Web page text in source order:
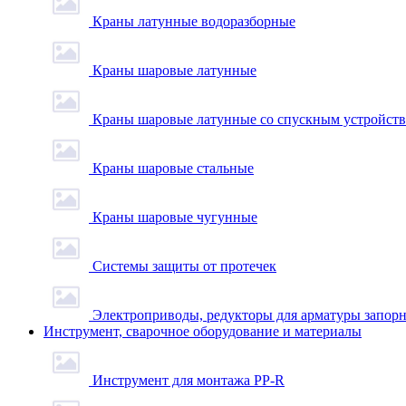
Краны латунные водоразборные
Краны шаровые латунные
Краны шаровые латунные со спускным
Краны шаровые стальные
Краны шаровые чугунные
Системы защиты от протечек
Электроприводы, редукторы для арматуры
Инструмент, сварочное оборудование и материалы
Инструмент для монтажа PP-R